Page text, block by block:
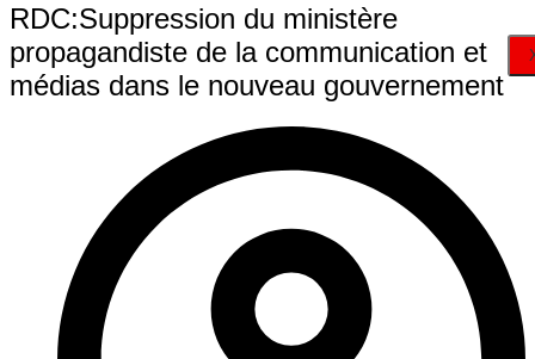
RDC:Suppression du ministère
propagandiste de la communication et
médias dans le nouveau gouvernement